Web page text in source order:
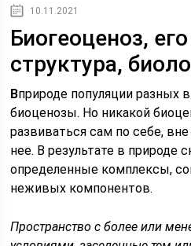
10.11.2021
Биогеоценоз,
структура,
Вприроде популяции разных
биоценозы. Но никакой
развиваться сам по себе,
нее. В результате в при­роде
определенные комплексы,
неживых компонентов.
Пространство с более или